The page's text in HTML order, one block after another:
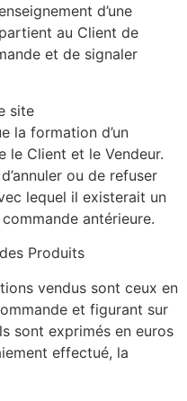
d’une
au Client de
et de signaler
site
la formation d’un
le Client et le Vendeur.
ou de refuser
lequel il existerait un
antérieure.
Produits
vendus sont ceux en
et figurant sur
sont exprimés en euros
effectué, la